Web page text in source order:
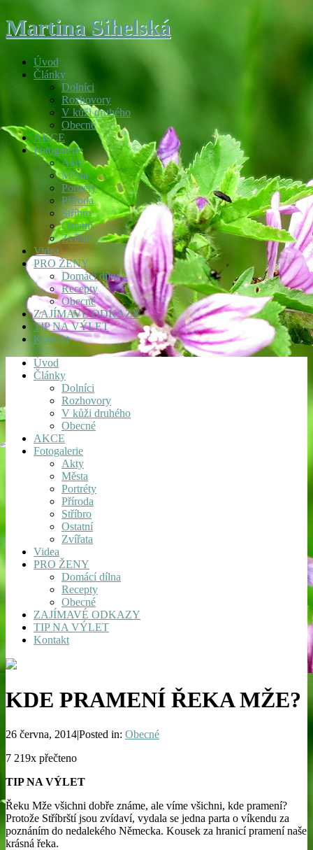
Martina Sihelská
Úvod
Články
Dolníci
Rozhovory
V kůži druhého
Obecné
AKCE
Fotogalerie
Akty
Města
Portréty
Příroda
Stříbro
Ostatní
Zvířata
Videa
PRO ŽENY
Domácí dílna
Recepty
Obecné
ZAJÍMAVÉ ODKAZY
TIP NA VÝLET
Kontakt
Úvod
Články
Dolníci
Rozhovory
V kůži druhého
Obecné
AKCE
Fotogalerie
Akty
Města
Portréty
Příroda
Stříbro
Ostatní
Zvířata
Videa
PRO ŽENY
Domácí dílna
Recepty
Obecné
ZAJÍMAVÉ ODKAZY
TIP NA VÝLET
Kontakt
KDE PRAMENÍ ŘEKA MŽE?
26 června, 2014|Posted in: Obecné
7 219x přečteno
TIP NA VÝLET
Řeku Mže všichni dobře známe, ale víme všichni, kde pramení?
Protože Stříbrští jsou zvídaví, vydala se jedna parta o víkendu za
poznáním do nedalekého Německa. Kousek za hranicí pramení naše
krásná řeka.